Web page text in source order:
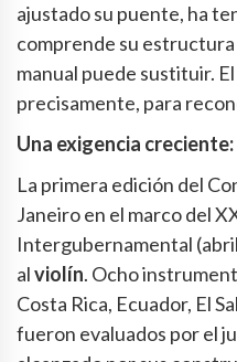
ajustado su puente, ha
comprende su
manual puede sustituir.
precisamente, para
Una exigencia
La primera edición del
Janeiro en el marco del
Intergubernamental
alviolín. Ocho
Costa Rica, Ecuador, El
fueron evaluados por el